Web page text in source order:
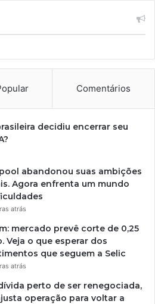
Comentários
decidiu encerrar seu
abandonou suas ambições
Agora enfrenta um mundo
atrás
mercado prevê corte de 0,25
Veja o que esperar dos
que seguem a Selic
atrás
perto de ser renegociada,
operação para voltar a